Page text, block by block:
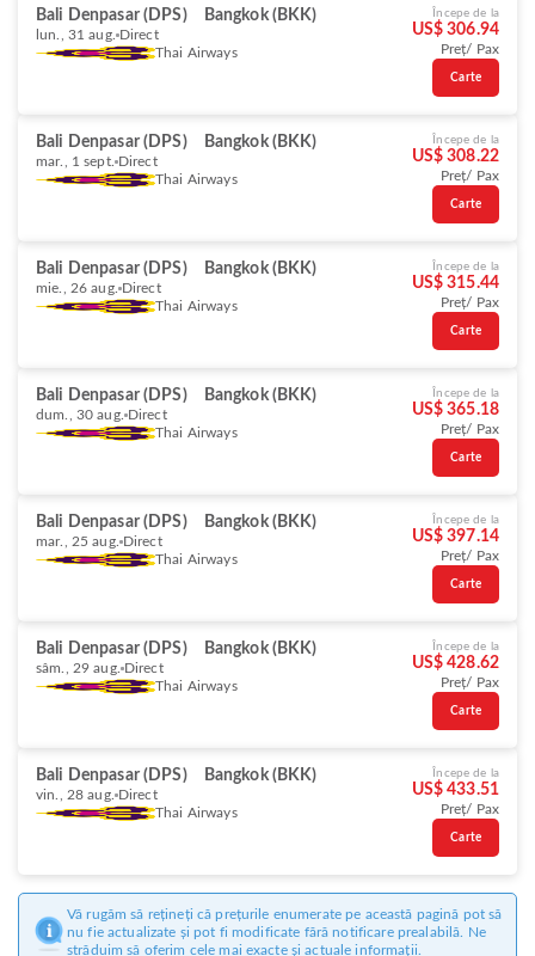
Bali Denpasar (DPS) Bangkok (BKK)
lun., 31 aug. Direct
Thai Airways
Începe de la
US$ 306.94
Preț/ Pax
Carte
Bali Denpasar (DPS) Bangkok (BKK)
mar., 1 sept. Direct
Thai Airways
Începe de la
US$ 308.22
Preț/ Pax
Carte
Bali Denpasar (DPS) Bangkok (BKK)
mie., 26 aug. Direct
Thai Airways
Începe de la
US$ 315.44
Preț/ Pax
Carte
Bali Denpasar (DPS) Bangkok (BKK)
dum., 30 aug. Direct
Thai Airways
Începe de la
US$ 365.18
Preț/ Pax
Carte
Bali Denpasar (DPS) Bangkok (BKK)
mar., 25 aug. Direct
Thai Airways
Începe de la
US$ 397.14
Preț/ Pax
Carte
Bali Denpasar (DPS) Bangkok (BKK)
sâm., 29 aug. Direct
Thai Airways
Începe de la
US$ 428.62
Preț/ Pax
Carte
Bali Denpasar (DPS) Bangkok (BKK)
vin., 28 aug. Direct
Thai Airways
Începe de la
US$ 433.51
Preț/ Pax
Carte
Vă rugăm să rețineți că prețurile enumerate pe această pagină pot să
nu fie actualizate și pot fi modificate fără notificare prealabilă. Ne
străduim să oferim cele mai exacte și actuale informații.